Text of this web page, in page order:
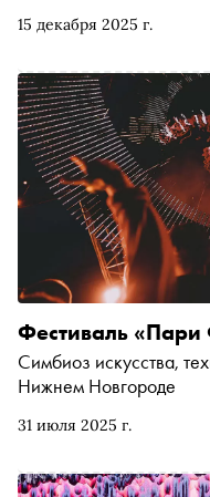
15 декабря 2025 г.
институций и
— Денис Патракеев,
Анна Андржиевская —
своих работ, а также
обновлённой форме и
проекта — Артёмом
31 июля 2025 г.
Фестиваль «Пари
Симбиоз искусства,
Нижнем Новгороде